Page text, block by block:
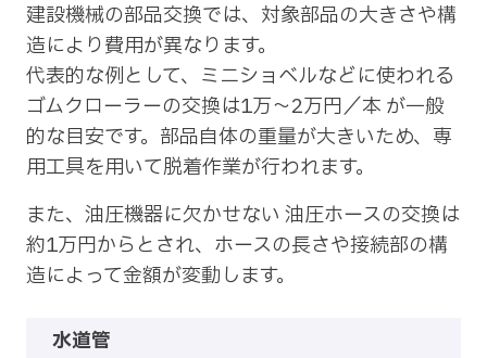
建設機械の部品交換では、対象部品の大きさや構
造により費用が異なります。
代表的な例として、ミニショベルなどに使われる
ゴムクローラーの交換は1万〜2万円／本 が一般
的な目安です。部品自体の重量が大きいため、専
用工具を用いて脱着作業が行われます。
また、油圧機器に欠かせない 油圧ホースの交換は
約1万円からとされ、ホースの長さや接続部の構
造によって金額が変動します。
水道管